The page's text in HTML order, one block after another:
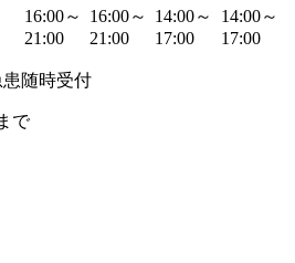
16:00～
21:00
16:00～
21:00
14:00～
17:00
14:00～
17:00
随時受付
で